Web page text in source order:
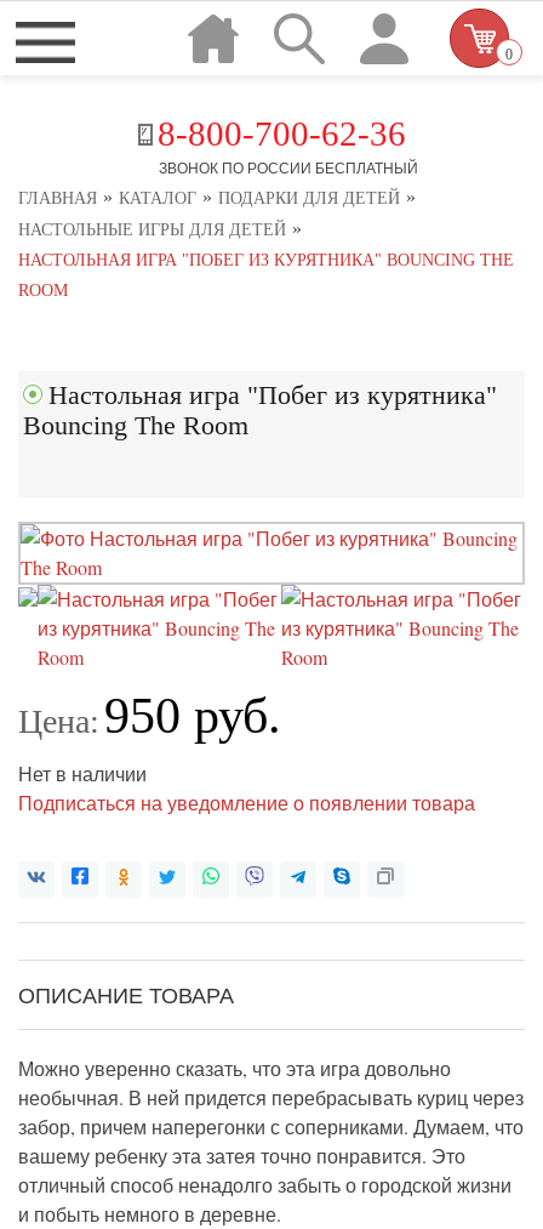
8-800-700-62-36
ЗВОНОК ПО РОССИИ БЕСПЛАТНЫЙ
0
ГЛАВНАЯ » КАТАЛОГ » ПОДАРКИ ДЛЯ ДЕТЕЙ »
НАСТОЛЬНЫЕ ИГРЫ ДЛЯ ДЕТЕЙ »
НАСТОЛЬНАЯ ИГРА "ПОБЕГ ИЗ КУРЯТНИКА" BOUNCING THE
ROOM
Настольная игра "Побег из курятника"
Bouncing The Room
Цена: 950 руб.
Нет в наличии
Подписаться на уведомление о появлении товара
ОПИСАНИЕ ТОВАРА
Можно уверенно сказать, что эта игра довольно
необычная. В ней придется перебрасывать куриц через
забор, причем наперегонки с соперниками. Думаем, что
вашему ребенку эта затея точно понравится. Это
отличный способ ненадолго забыть о городской жизни
и побыть немного в деревне.